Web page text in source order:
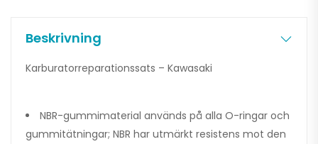
Beskrivning
Karburatorreparationssats – Kawasaki
NBR-gummimaterial används på alla O-ringar och
gummitätningar; NBR har utmärkt resistens mot den